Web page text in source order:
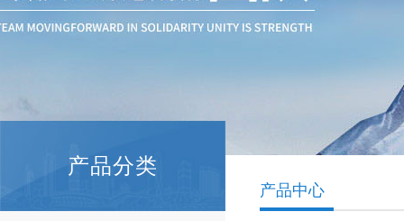
产品分类
产品中心